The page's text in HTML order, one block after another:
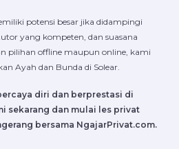
potensi besar jika didampingi
yang kompeten, dan suasana
pilihan offline maupun online, kami
Ayah dan Bunda di Solear.
diri dan berprestasi di
sekarang dan mulai les privat
bersama NgajarPrivat.com.